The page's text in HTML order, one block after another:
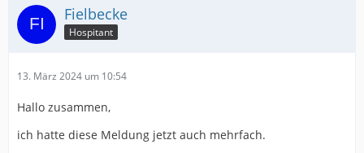
Fielbecke
Hospitant
13. März 2024 um 10:54
Hallo zusammen,
ich hatte diese Meldung jetzt auch mehrfach.